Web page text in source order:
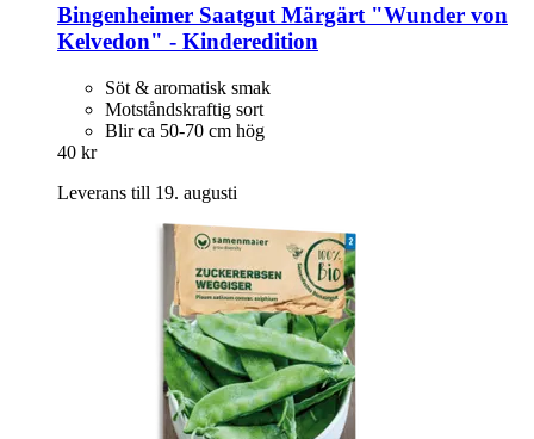
Bingenheimer Saatgut Märgärt "Wunder von
Kelvedon" -​ Kinderedition
Söt & aromatisk smak
Motståndskraftig sort
Blir ca 50-70 cm hög
40 kr
Leverans till 19. augusti